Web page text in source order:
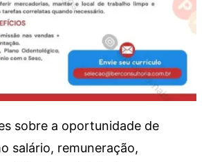
sobre a oportunidade de
salário, remuneração,